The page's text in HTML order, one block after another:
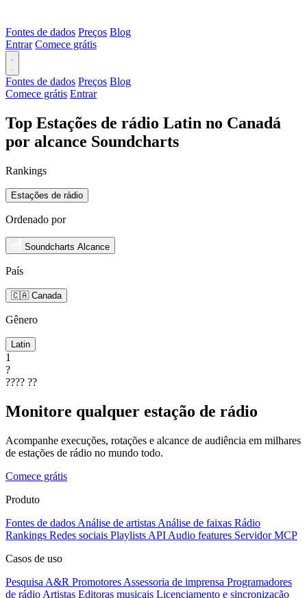
Fontes de dados Preços Blog
Entrar Comece grátis
Fontes de dados Preços Blog
Comece grátis Entrar
Top Estações de rádio Latin no Canadá
por alcance Soundcharts
Rankings
Estações de rádio
Ordenado por
Soundcharts Alcance
País
🇨🇦 Canada
Gênero
Latin
1
?
???? ??
Monitore qualquer estação de rádio
Acompanhe execuções, rotações e alcance de audiência em milhares
de estações de rádio no mundo todo.
Comece grátis
Produto
Fontes de dados Análise de artistas Análise de faixas Rádio
Rankings Redes sociais Playlists API Audio features Servidor MCP
Casos de uso
Pesquisa A&R Promotores Assessoria de imprensa Programadores
de rádio Artistas Editoras musicais Licenciamento e sincronização